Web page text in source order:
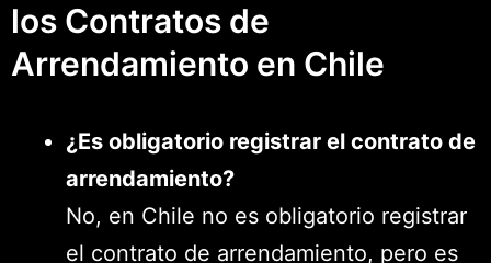
los Contratos de
Arrendamiento en Chile
¿Es obligatorio registrar el contrato de
arrendamiento?
No, en Chile no es obligatorio registrar
el contrato de arrendamiento, pero es